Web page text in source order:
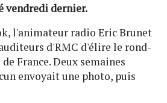
vendredi dernier.
l'animateur radio Eric Brunet
d'RMC d'élire le rond-
France. Deux semaines
envoyait une photo, puis